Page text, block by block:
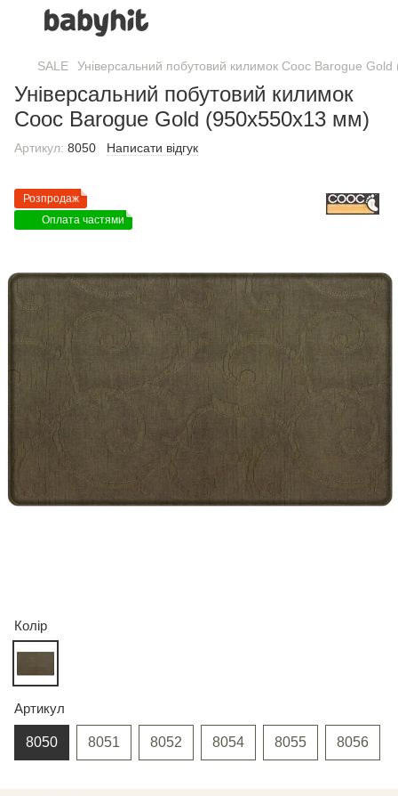
SALE Універсальний побутовий килимок Cooc Barogue
Універсальний побутовий килимок
Cooc Barogue Gold (950х550х13 мм)
Артикул: 8050 Написати відгук
Розпродаж
Оплата частями
Колір
Артикул
8050 8051 8052 8054 8055 8056